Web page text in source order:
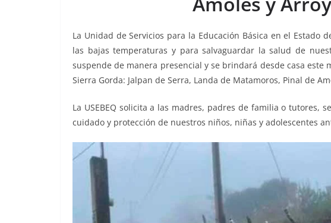
k
k
La Unidad de Servicios para la Educación Básica en el Estado
las bajas temperaturas y para salvaguardar la salud de
suspende de manera presencial y se brindará desde casa este
Sierra Gorda: Jalpan de Serra, Landa de Matamoros, Pinal de
La USEBEQ solicita a las madres, padres de familia o tutores,
cuidado y protección de nuestros niños, niñas y adolescentes